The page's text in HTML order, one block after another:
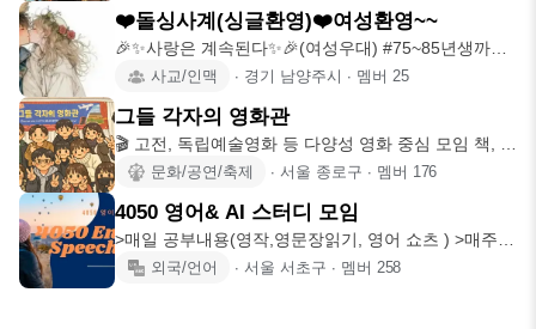
❤️돌싱사계(싱글환영)❤️여성환영~~
🎉✨️사랑은 계속된다✨️🎉(여성우대) #75~85년생까지
가입(기존회원제
사교/인맥 ∙ 경기 남양주시 ∙ 멤버 25
그들 각자의 영화관
🎬 고전, 독립예술영화 등 다양성 영화 중심 모임 책, 전
시 등의 모임도
문화/공연/축제 ∙ 서울 종로구 ∙ 멤버 176
4050 영어& AI 스터디 모임
>매일 공부내용(영작,영문장읽기, 영어 쇼츠 ) >매주 2
번의 영어 토론
외국/언어 ∙ 서울 서초구 ∙ 멤버 258